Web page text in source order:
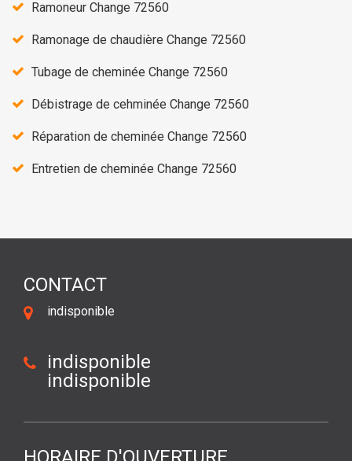
Ramoneur Change 72560
Ramonage de chaudière Change 72560
Tubage de cheminée Change 72560
Débistrage de cehminée Change 72560
Réparation de cheminée Change 72560
Entretien de cheminée Change 72560
CONTACT
indisponible
indisponible
indisponible